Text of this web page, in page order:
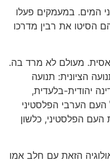
המים. במעמקים פעלו
הסיטו את רבין מדרכו
מעולם לא מרד בה.
הציונית: תנועה
יהודית-בלעדית,
הערבי הפלסטיני
הפלסטיני, כלשון
הזאת עם חלב אמו